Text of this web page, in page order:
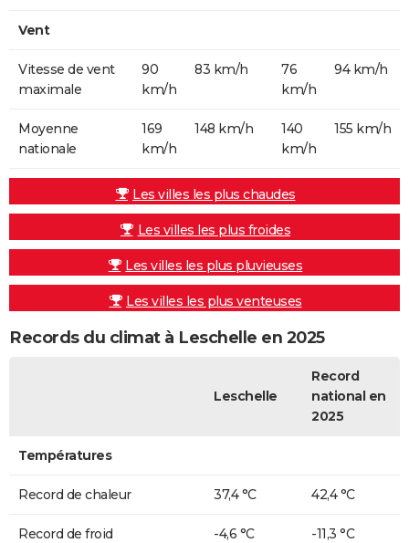
Vent
Vitesse de vent
maximale
90
km/h
83 km/h
76
km/h
94 km/h
Moyenne
nationale
169
km/h
148 km/h
140
km/h
155 km/h
Les villes les plus chaudes
Les villes les plus froides
Les villes les plus pluvieuses
Les villes les plus venteuses
Records du climat à Leschelle en 2025
Leschelle
Record
national en
2025
Températures
Record de chaleur 37,4 °C 42,4 °C
Record de froid -4,6 °C -11,3 °C